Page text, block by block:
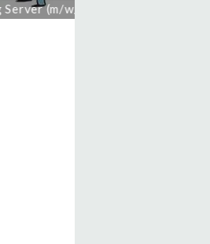
(m/w/x) | 9605 | Freiberuflich